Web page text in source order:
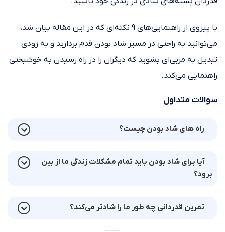
با پیروی از راهنمایی‌های ۹ نکته‌ای که در این مقاله بیان شد،
می‌توانید به راحتی در مسیر شاد بودن قدم بردارید و به زودی
تبدیل به مربی‌ای بشوید که دیگران را در راه رسیدن به خوشبختی
راهنمایی می‌کند.
سوالات متداول
راه های شاد بودن چیست؟
آیا برای شاد بودن باید تمام مشکلات زندگی‌ ما از بین
برود؟
تمرین قدردانی چه طور ما را شادتر می‌کند؟